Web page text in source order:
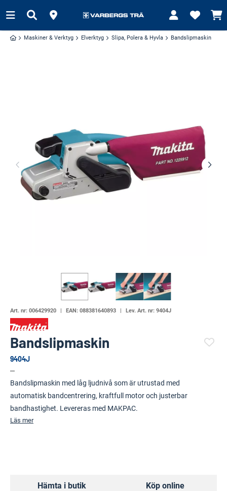
Maskiner & Verktyg Elverktyg Slipa, Polera & Hyvla Bandslipmaskin
Art. nr: 006429920 EAN: 088381640893 Lev. Art. nr: 9404J
Bandslipmaskin
9404J
Bandslipmaskin med låg ljudnivå som är utrustad med
automatisk bandcentrering, kraftfull motor och justerbar
bandhastighet. Levereras med MAKPAC.
Läs mer
Hämta i butik Köp online